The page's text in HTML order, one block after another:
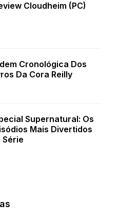
Cloudheim (PC)
Cronológica Dos
Da Cora Reilly
Supernatural: Os
Mais Divertidos
Série